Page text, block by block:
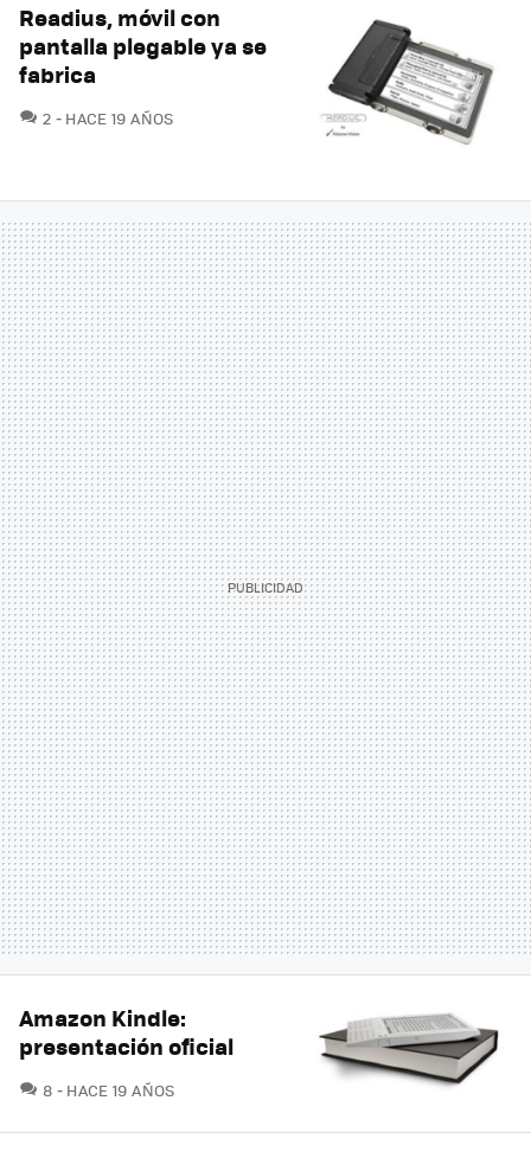
Readius, móvil con
pantalla plegable ya se
fabrica
2 COMENTARIOS
HACE 19 AÑOS
Amazon Kindle:
presentación oficial
8 COMENTARIOS
HACE 19 AÑOS